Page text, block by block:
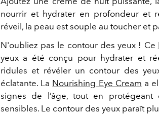
nourrir et hydrater en profondeur et
réveil, la peau est souple au toucher et
N'oubliez pas le contour des yeux ! Ce
yeux a été conçu pour hydrater et
ridules et révéler un contour des
éclatante. La Nourishing Eye Cream a
signes de l’âge, tout en
sensibles. Le contour des yeux paraît